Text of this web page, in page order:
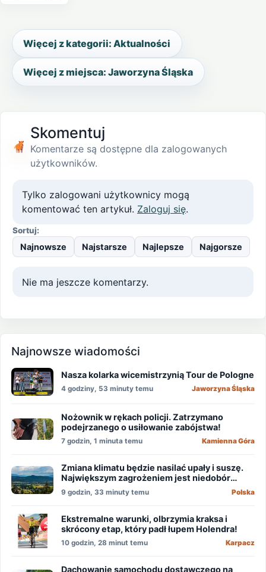
Więcej z kategorii: Aktualności
Więcej z miejsca: Jaworzyna Śląska
Skomentuj
Komentarze są dostępne dla zalogowanych
użytkowników.
Tylko zalogowani użytkownicy mogą
komentować ten artykuł. Zaloguj się.
Sortuj:
Najnowsze Najstarsze Najlepsze Najgorsze
Nie ma jeszcze komentarzy.
Najnowsze wiadomości
Nasza kolarka wicemistrzynią Tour de Pologne
4 godziny, 53 minuty temu Jaworzyna Śląska
Nożownik w rękach policji. Zatrzymano
podejrzanego o usiłowanie zabójstwa!
7 godzin, 1 minuta temu Kamienna Góra
Zmiana klimatu będzie nasilać upały i suszę.
Największym zagrożeniem jest niedobór
wody
9 godzin, 33 minuty temu Polska
Ekstremalne warunki, olbrzymia kraksa i
skrócony etap, który padł łupem Holendra!
10 godzin, 28 minut temu Karpacz
Dachowanie samochodu dostawczego na